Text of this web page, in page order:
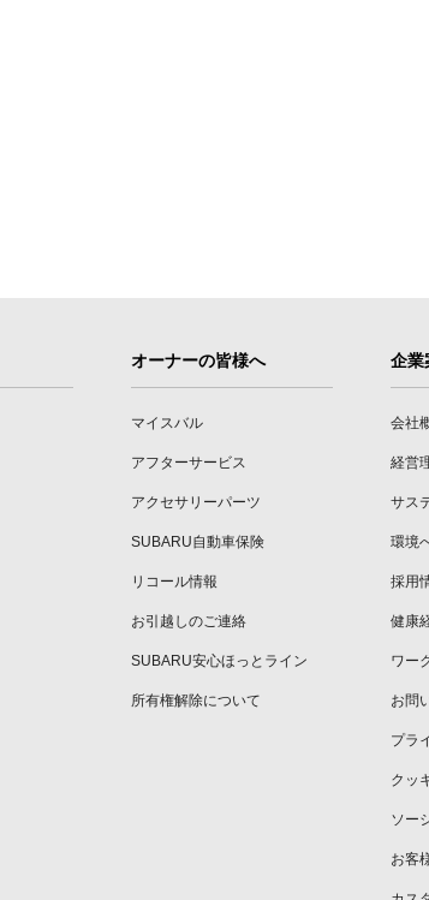
オーナーの皆様へ
マイスバル
アフターサービス
アクセサリーパーツ
SUBARU自動車保険
リコール情報
お引越しのご連絡
SUBARU安心ほっとライン
所有権解除について
企業
会社
経営
サス
環境
採用
健康
ワー
お問
プラ
クッ
ソー
お客